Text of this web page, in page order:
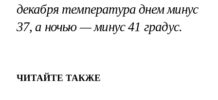
декабря температура днем минус
37, а ночью — минус 41 градус.
ЧИТАЙТЕ ТАКЖЕ